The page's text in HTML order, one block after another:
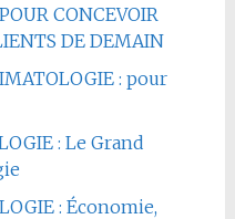
CONCEVOIR
DE DEMAIN
: pour
: Le Grand
: Économie,